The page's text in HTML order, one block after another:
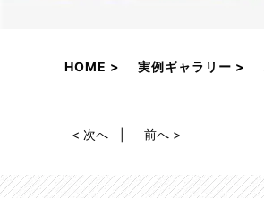
HOME 実例ギャラリー
< 次へ 前へ >